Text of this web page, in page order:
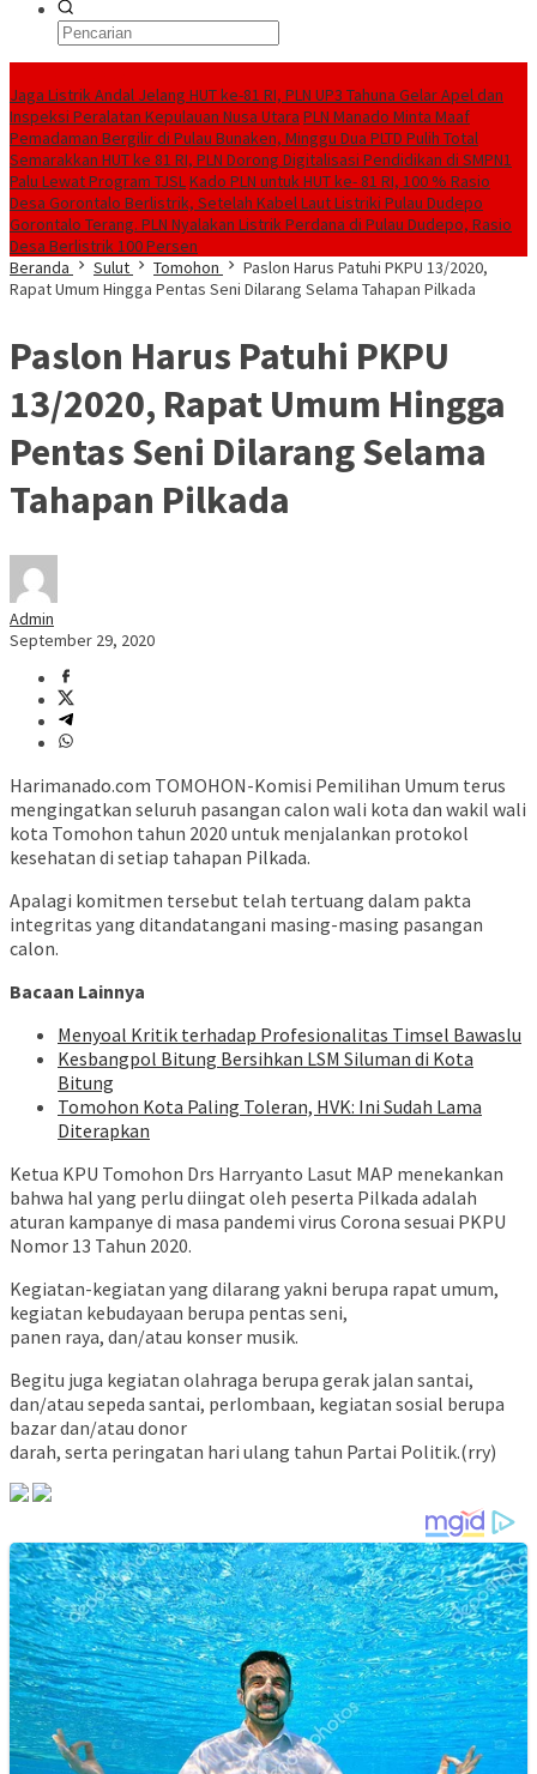
Jaga Listrik Andal Jelang HUT ke-81 RI, PLN UP3 Tahuna Gelar Apel dan
Inspeksi Peralatan Kepulauan Nusa Utara PLN Manado Minta Maaf
Pemadaman Bergilir di Pulau Bunaken, Minggu Dua PLTD Pulih Total
Semarakkan HUT ke 81 RI, PLN Dorong Digitalisasi Pendidikan di SMPN1
Palu Lewat Program TJSLKado PLN untuk HUT ke- 81 RI, 100 % Rasio
Desa Gorontalo Berlistrik, Setelah Kabel Laut Listriki Pulau Dudepo
Gorontalo Terang. PLN Nyalakan Listrik Perdana di Pulau Dudepo, Rasio
Desa Berlistrik 100 Persen
Beranda
Sulut Tomohon
Paslon Harus Patuhi PKPU 13/2020,
Rapat Umum Hingga Pentas Seni Dilarang Selama Tahapan Pilkada
Paslon Harus Patuhi PKPU
13/2020, Rapat Umum Hingga
Pentas Seni Dilarang Selama
Tahapan Pilkada
Admin
September 29, 2020
Harimanado.com TOMOHON-Komisi Pemilihan Umum terus
mengingatkan seluruh pasangan calon wali kota dan wakil wali
kota Tomohon tahun 2020 untuk menjalankan protokol
kesehatan di setiap tahapan Pilkada.
Apalagi komitmen tersebut telah tertuang dalam pakta
integritas yang ditandatangani masing-masing pasangan
calon.
Bacaan Lainnya
Menyoal Kritik terhadap Profesionalitas Timsel Bawaslu
Kesbangpol Bitung Bersihkan LSM Siluman di Kota
Bitung
Tomohon Kota Paling Toleran, HVK: Ini Sudah Lama
Diterapkan
Ketua KPU Tomohon Drs Harryanto Lasut MAP menekankan
bahwa hal yang perlu diingat oleh peserta Pilkada adalah
aturan kampanye di masa pandemi virus Corona sesuai PKPU
Nomor 13 Tahun 2020.
Kegiatan-kegiatan yang dilarang yakni berupa rapat umum,
kegiatan kebudayaan berupa pentas seni,
panen raya, dan/atau konser musik.
Begitu juga kegiatan olahraga berupa gerak jalan santai,
dan/atau sepeda santai, perlombaan, kegiatan sosial berupa
bazar dan/atau donor
darah, serta peringatan hari ulang tahun Partai Politik.(rry)